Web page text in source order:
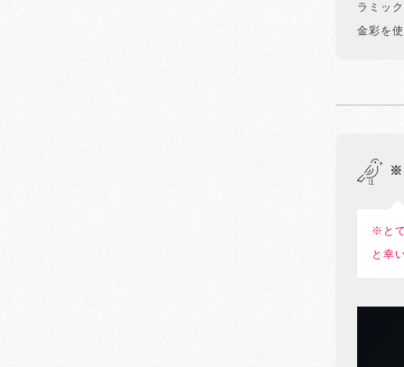
ラミッ
金彩を
※
※と
と幸